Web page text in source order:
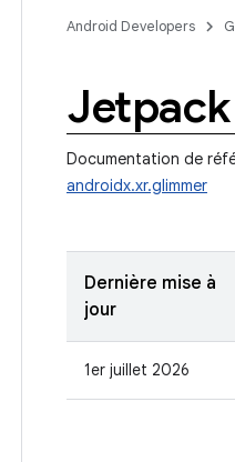
Android Developers
Documentation de
androidx.xr.glimmer
Dernière mise à
jour
1er juillet 2026